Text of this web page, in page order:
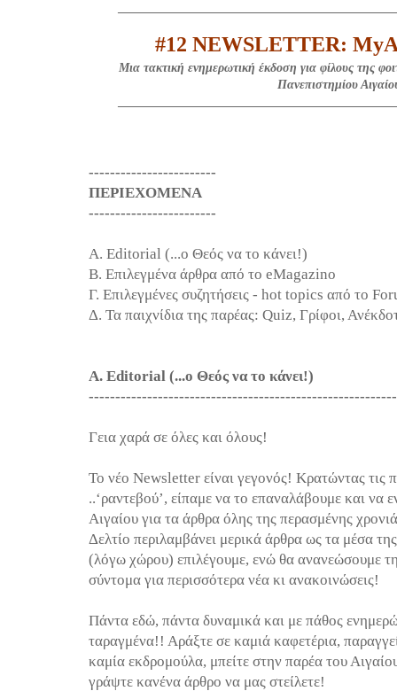
#12NEWSLETTER:
Μια τακτική ενημερωτική έκδοση για φίλους της
Πανεπιστημίου
------------------------
ΠΕΡΙΕΧΟΜΕΝΑ
------------------------
Α. Editorial (...ο Θεός να το κάνει!)
Β. Επιλεγμένα άρθρα από το eMagazino
Γ. Επιλεγμένες συζητήσεις - hot topics από το
Δ. Τα παιχνίδια της παρέας: Quiz, Γρίφοι,
Α. Editorial (...ο Θεός να το κάνει!)
Γεια χαρά σε όλες και όλους!
Το νέο Newsletter είναι γεγονός! Κρατώντας τις
..‘ραντεβού’, είπαμε να το επαναλάβουμε και
Αιγαίου για τα άρθρα όλης της περασμένης
Δελτίο περιλαμβάνει μερικά άρθρα ως τα μέσα
(λόγω χώρου) επιλέγουμε, ενώ θα ανανεώσουμε
σύντομα για περισσότερα νέα κι ανακοινώσεις!
Πάντα εδώ, πάντα δυναμικά και με πάθος
ταραγμένα!! Αράξτε σε καμιά καφετέρια,
καμία εκδρομούλα, μπείτε στην παρέα του
γράψτε κανένα άρθρο να μας στείλετε!